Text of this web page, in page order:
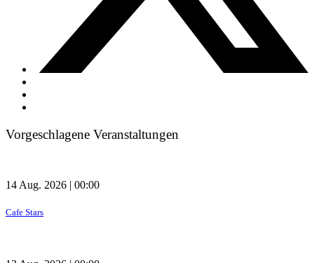
Vorgeschlagene Veranstaltungen
14 Aug. 2026 | 00:00
Cafe Stars